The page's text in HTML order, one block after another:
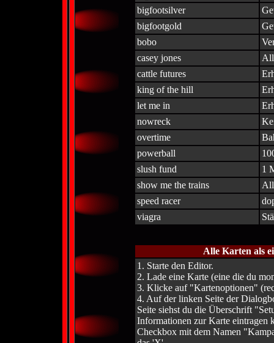
bigfootsilver
bigfootgold
bobo
casey jones
cattle futures
king of the hill
let me in
nowreck
overtime
powerball
slush fund
1
show me the trains
speed racer
viagra
Alle Karten als
1. Starte den Editor.
2. Lade eine Karte (eine die du
3. Klicke auf "Kartenoptionen"
4. Auf der linken Seite der
Seite siehst du die Überschrift
Informationen zur Karte eintragen
Checkbox mit dem Namen